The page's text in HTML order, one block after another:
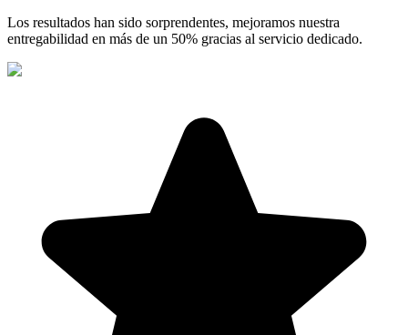
Los resultados han sido sorprendentes, mejoramos nuestra
entregabilidad en más de un 50% gracias al servicio dedicado.